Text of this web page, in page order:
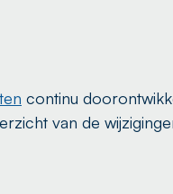
continu
van de